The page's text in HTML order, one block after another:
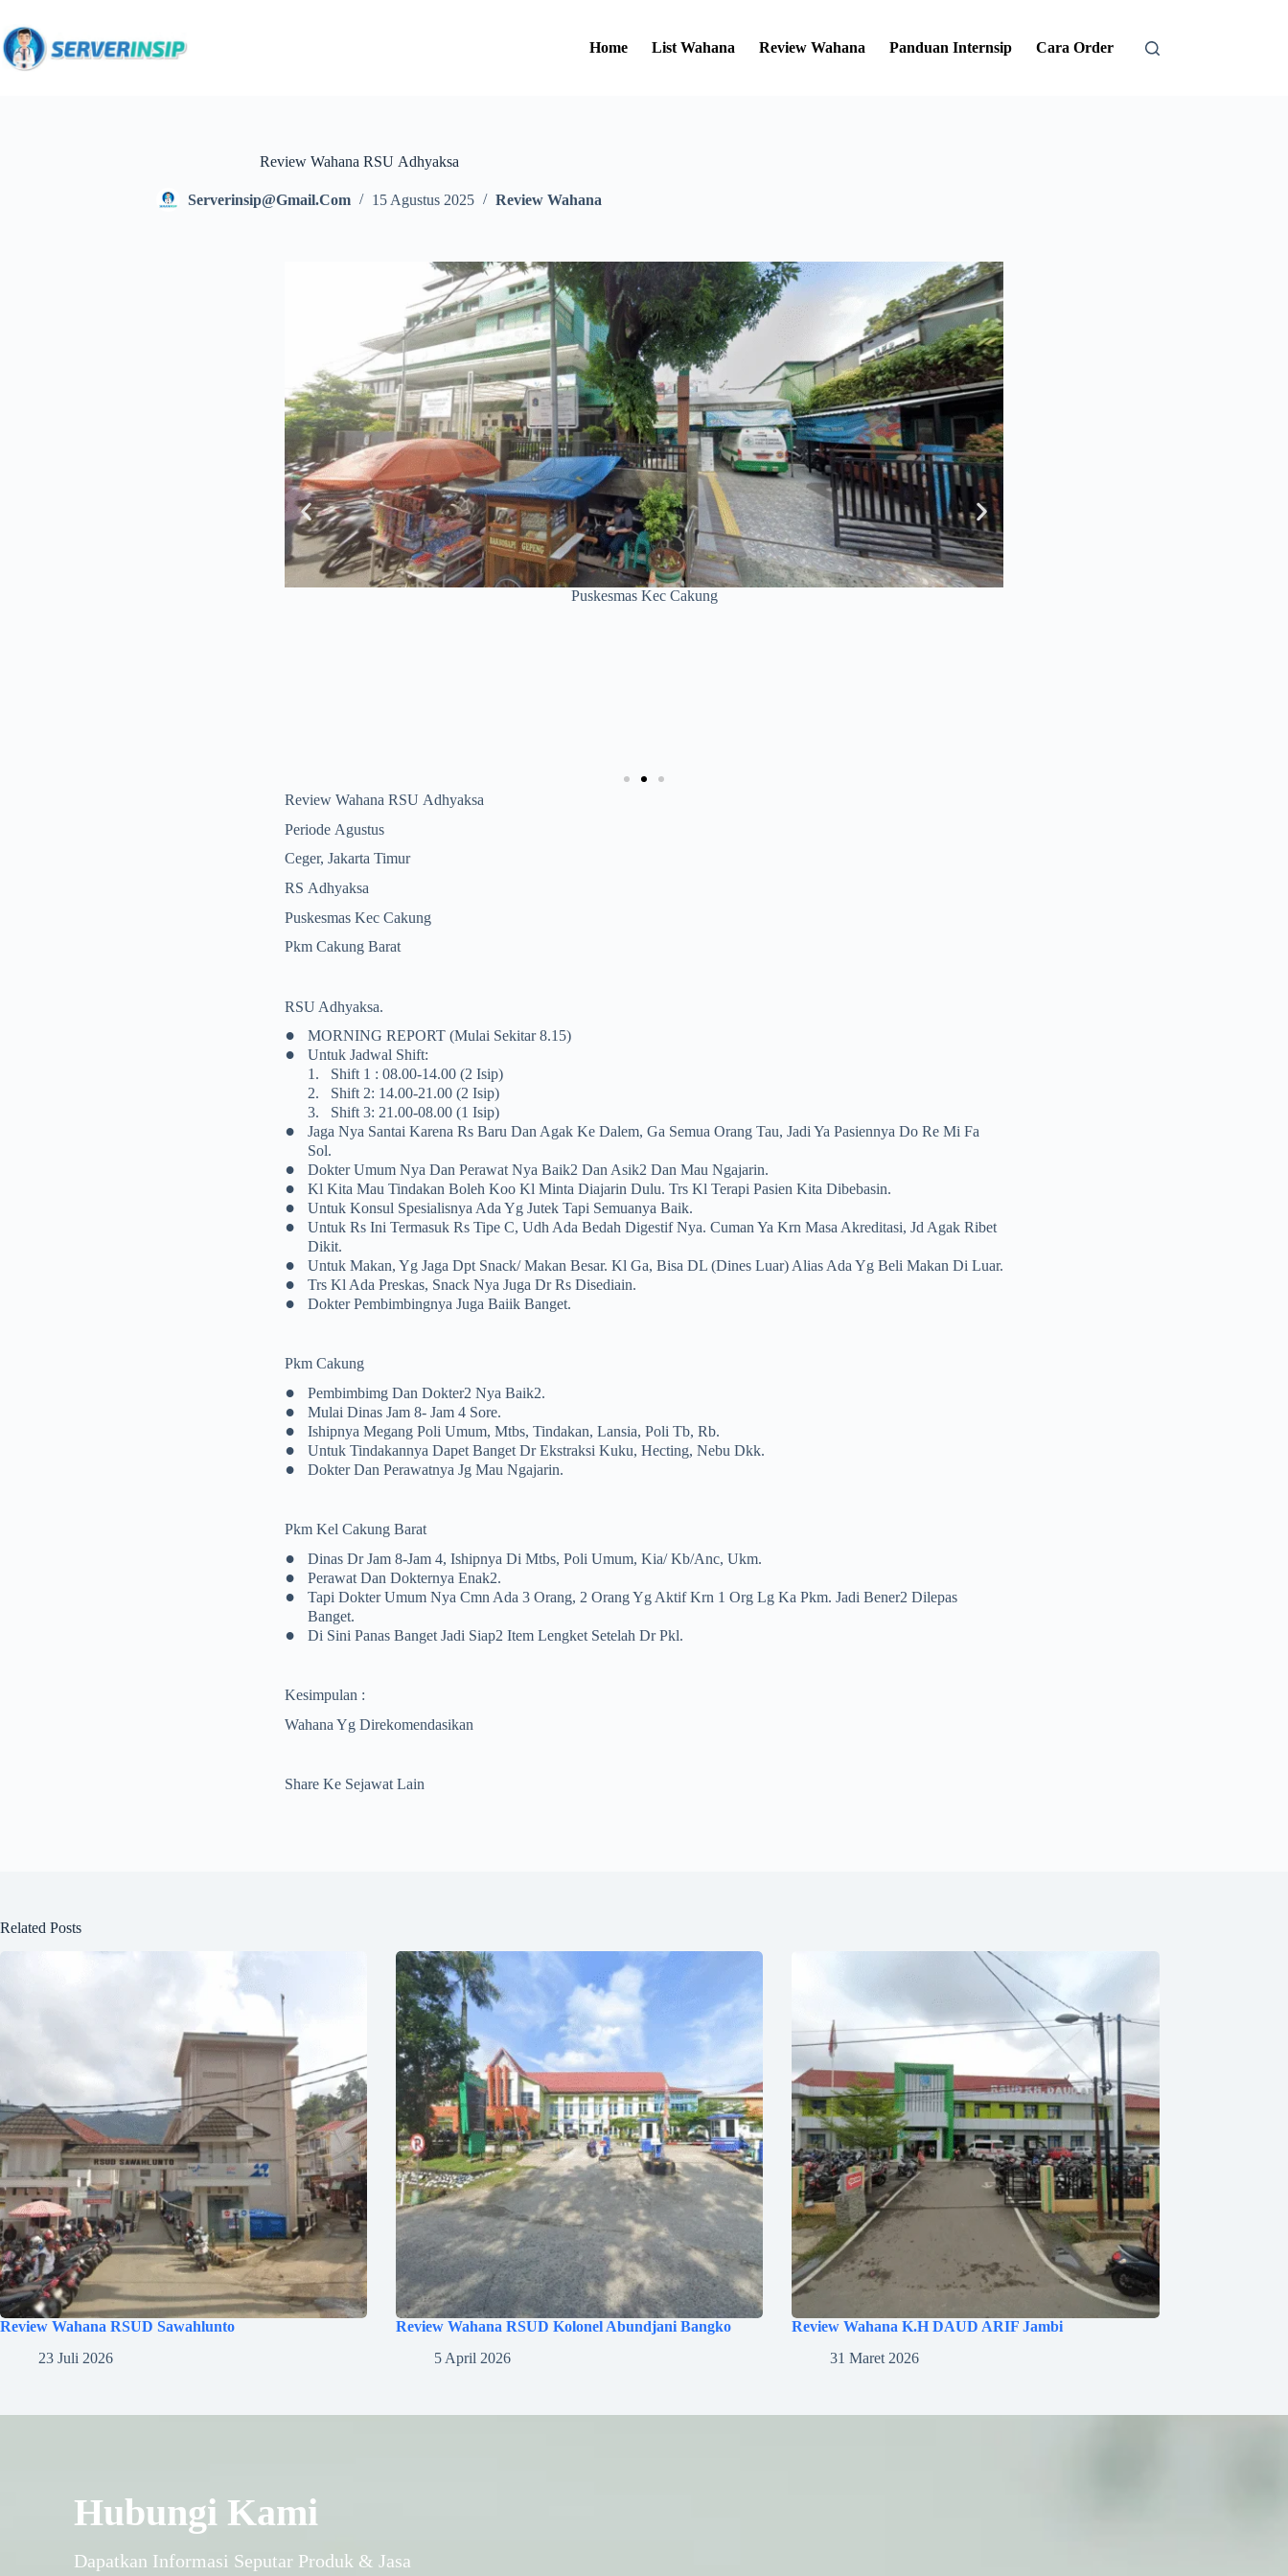
Home List Wahana Review Wahana Panduan Internsip Cara Order
Review Wahana RSU Adhyaksa
Serverinsip@gmail.com 15 Agustus 2025 Review Wahana
Puskesmas Kec Cakung
Review Wahana RSU Adhyaksa
Periode Agustus
Ceger, Jakarta Timur
RS Adhyaksa
Puskesmas Kec Cakung
Pkm Cakung Barat
RSU Adhyaksa.
• MORNING REPORT (mulai Sekitar 8.15)
•
Untuk Jadwal Shift:
1.
Shift 1 : 08.00-14.00 (2 Isip)
2.
Shift 2: 14.00-21.00 (2 Isip)
3.
Shift 3: 21.00-08.00 (1 Isip)
•
Jaga Nya Santai Karena Rs Baru Dan Agak Ke Dalem, Ga Semua Orang Tau, Jadi Ya Pasiennya Do Re Mi Fa
Sol.
• Dokter Umum Nya Dan Perawat Nya Baik2 Dan Asik2 Dan Mau Ngajarin.
• Kl Kita Mau Tindakan Boleh Koo Kl Minta Diajarin Dulu. Trs Kl Terapi Pasien Kita Dibebasin.
• Untuk Konsul Spesialisnya Ada Yg Jutek Tapi Semuanya Baik.
•
Untuk Rs Ini Termasuk Rs Tipe C, Udh Ada Bedah Digestif Nya. Cuman Ya Krn Masa Akreditasi, Jd Agak Ribet
Dikit.
• Untuk Makan, Yg Jaga Dpt Snack/ Makan Besar. Kl Ga, Bisa DL (dines Luar) Alias Ada Yg Beli Makan Di Luar.
• Trs Kl Ada Preskas, Snack Nya Juga Dr Rs Disediain.
• Dokter Pembimbingnya Juga Baiik Banget.
Pkm Cakung
• Pembimbimg Dan Dokter2 Nya Baik2.
• Mulai Dinas Jam 8- Jam 4 Sore.
• Ishipnya Megang Poli Umum, Mtbs, Tindakan, Lansia, Poli Tb, Rb.
• Untuk Tindakannya Dapet Banget Dr Ekstraksi Kuku, Hecting, Nebu Dkk.
• Dokter Dan Perawatnya Jg Mau Ngajarin.
Pkm Kel Cakung Barat
• Dinas Dr Jam 8-Jam 4, Ishipnya Di Mtbs, Poli Umum, Kia/ Kb/anc, Ukm.
• Perawat Dan Dokternya Enak2.
•
Tapi Dokter Umum Nya Cmn Ada 3 Orang, 2 Orang Yg Aktif Krn 1 Org Lg Ka Pkm. Jadi Bener2 Dilepas
Banget.
• Di Sini Panas Banget Jadi Siap2 Item Lengket Setelah Dr Pkl.
Kesimpulan :
Wahana Yg Direkomendasikan
Share Ke Sejawat Lain
Related Posts
Review Wahana RSUD Sawahlunto
23 Juli 2026
Review Wahana RSUD Kolonel Abundjani Bangko
5 April 2026
Review Wahana K.H DAUD ARIF Jambi
31 Maret 2026
Hubungi Kami
Dapatkan Informasi Seputar Produk & Jasa